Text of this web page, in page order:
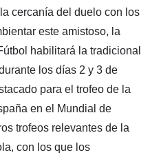
cercanía del duelo con los
este amistoso, la
habilitará la tradicional
los días 2 y 3 de
para el trofeo de la
en el Mundial de
trofeos relevantes de la
con los que los